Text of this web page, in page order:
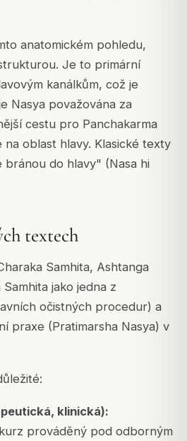
anatomickém pohledu,
Je to primární
kanálkům, což je
Nasya považována za
cestu pro Panchakarma
oblast hlavy. Klasické texty
bránou do hlavy" (Nasa hi
textech
Samhita, Ashtanga
jako jedna z
očistných procedur) a
praxe (Pratimarsha Nasya) v
klinická):
prováděný pod odborným